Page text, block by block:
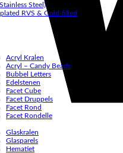
Steel)
RVS & Gold-filled
Acryl Kralen
Acryl – Candy Beads
Bubbel Letters
Edelstenen
Facet Cube
Facet Druppels
Facet Rond
Facet Rondelle
Glaskralen
Glasparels
Hematiet